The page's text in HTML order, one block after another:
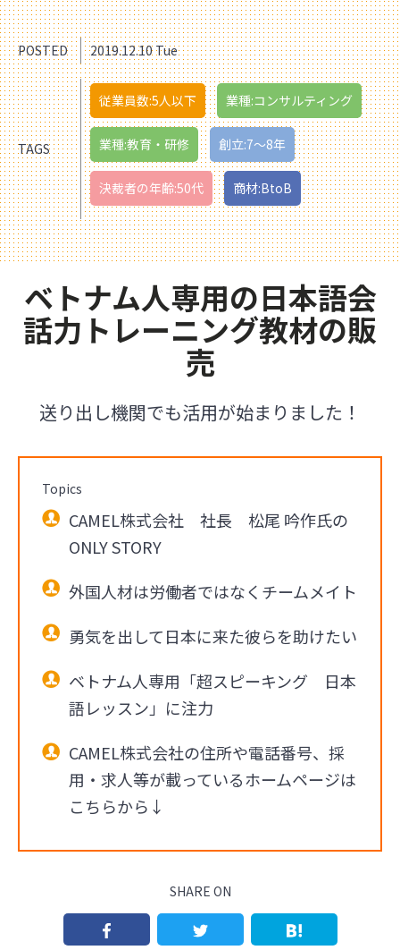
POSTED 2019.12.10 Tue
TAGS
従業員数:5人以下 業種:コンサルティング
業種:教育・研修 創立:7〜8年
決裁者の年齢:50代 商材:BtoB
ベトナム人専用の日本語会
話力トレーニング教材の販
売
送り出し機関でも活用が始まりました！
Topics
CAMEL株式会社 社長 松尾 吟作氏の
ONLY STORY
外国人材は労働者ではなくチームメイト
勇気を出して日本に来た彼らを助けたい
ベトナム人専用「超スピーキング 日本
語レッスン」に注力
CAMEL株式会社の住所や電話番号、採
用・求人等が載っているホームページは
こちらから↓
SHARE ON